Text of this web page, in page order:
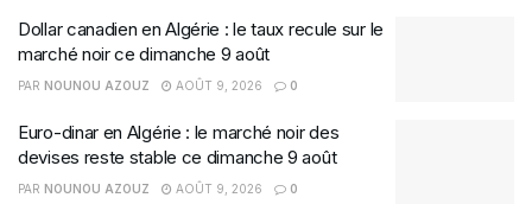
Dollar canadien en Algérie : le taux recule sur le
marché noir ce dimanche 9 août
PAR NOUNOU AZOUZ AOÛT 9, 2026 0
Euro-dinar en Algérie : le marché noir des
devises reste stable ce dimanche 9 août
PAR NOUNOU AZOUZ AOÛT 9, 2026 0